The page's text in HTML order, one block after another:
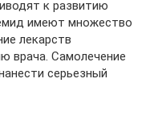
к развитию
имеют множество
лекарств
врача. Самолечение
серьезный